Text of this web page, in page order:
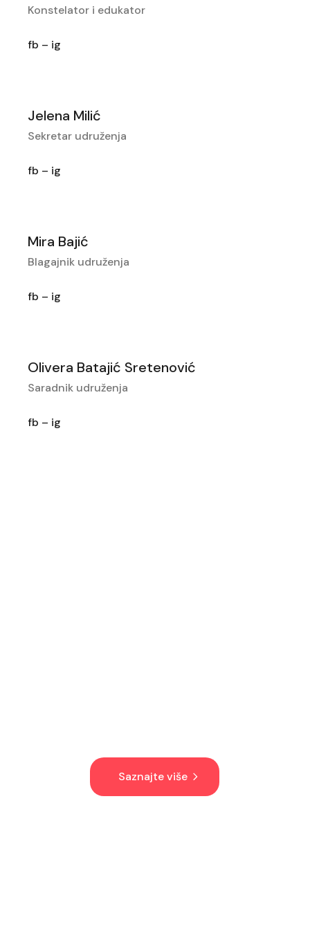
Konstelator i edukator
fb – ig
Jelena Milić
Sekretar udruženja
fb – ig
Mira Bajić
Blagajnik udruženja
fb – ig
Olivera Batajić Sretenović
Saradnik udruženja
fb – ig
Saznajte više